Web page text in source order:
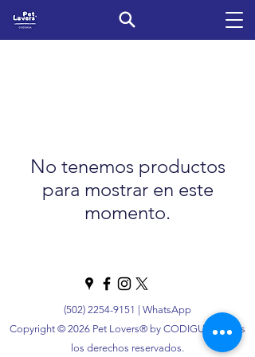
No tenemos productos
para mostrar en este
momento.
(502) 2254-9151
WhatsApp
Copyright © 2026 Pet Lovers® by CODIGUA. Todos
los derechos reservados.